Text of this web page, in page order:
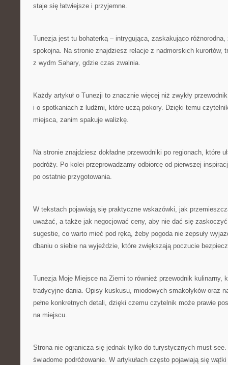
staje się łatwiejsze i przyjemne.
Tunezja jest tu bohaterką – intrygująca, zaskakująco różnorodna,
spokojna. Na stronie znajdziesz relacje z nadmorskich kurortów,
z wydm Sahary, gdzie czas zwalnia.
Każdy artykuł o Tunezji to znacznie więcej niż zwykły
i o spotkaniach z ludźmi, które uczą pokory. Dzięki temu
miejsca, zanim spakuje walizkę.
Na stronie znajdziesz dokładne przewodniki po regionach, które
podróży. Po kolei przeprowadzamy odbiorcę od pierwszej
po ostatnie przygotowania.
W tekstach pojawiają się praktyczne wskazówki, jak
uważać, a także jak negocjować ceny, aby nie dać się
sugestie, co warto mieć pod ręką, żeby pogoda nie zepsuły
dbaniu o siebie na wyjeździe, które zwiększają poczucie
Tunezja Moje Miejsce na Ziemi to również przewodnik kulinarny,
tradycyjne dania. Opisy kuskusu, miodowych smakołyków oraz
pełne konkretnych detali, dzięki czemu czytelnik może prawie
na miejscu.
Strona nie ogranicza się jednak tylko do turystycznych must
świadome podróżowanie. W artykułach często pojawiają się